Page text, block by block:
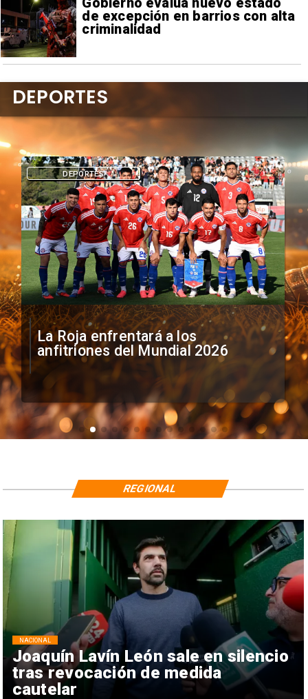
Gobierno evalúa nuevo estado
de excepción en barrios con alta
criminalidad
La Roja enfrentará a los
anfitriones del Mundial 2026
DEPORTES
DEPORTES
Joaquín Lavín León sale en silencio
tras revocación de medida
cautelar
NACIONAL
REGIONAL